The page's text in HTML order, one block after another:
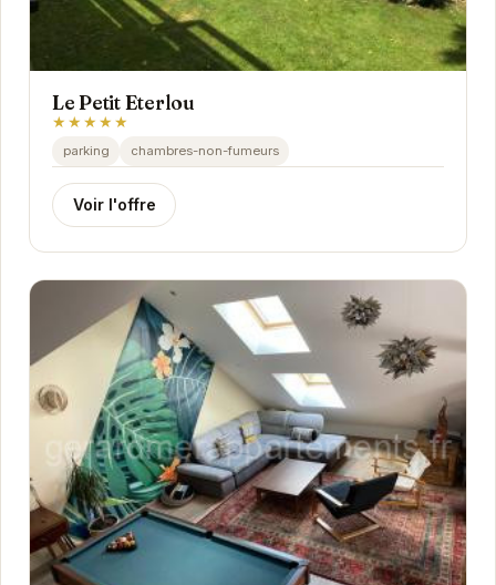
Le Petit Eterlou
★★★★★
parking chambres-non-fumeurs
Voir l'offre